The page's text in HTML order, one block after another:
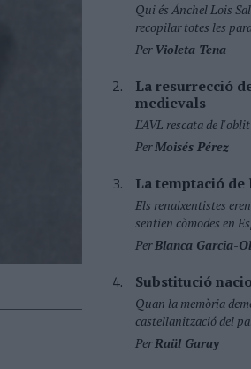
Qui és Ánchel Lois
recopilar totes les
PerVioleta Tena
La resurrecció
medievals
L'AVL rescata de
PerMoisés Pérez
La temptació de
Els renaixentistes
sentien còmodes en
PerBlanca Garcia-
Substitució
Quan la memòria
castellanització del
PerRaül Garay